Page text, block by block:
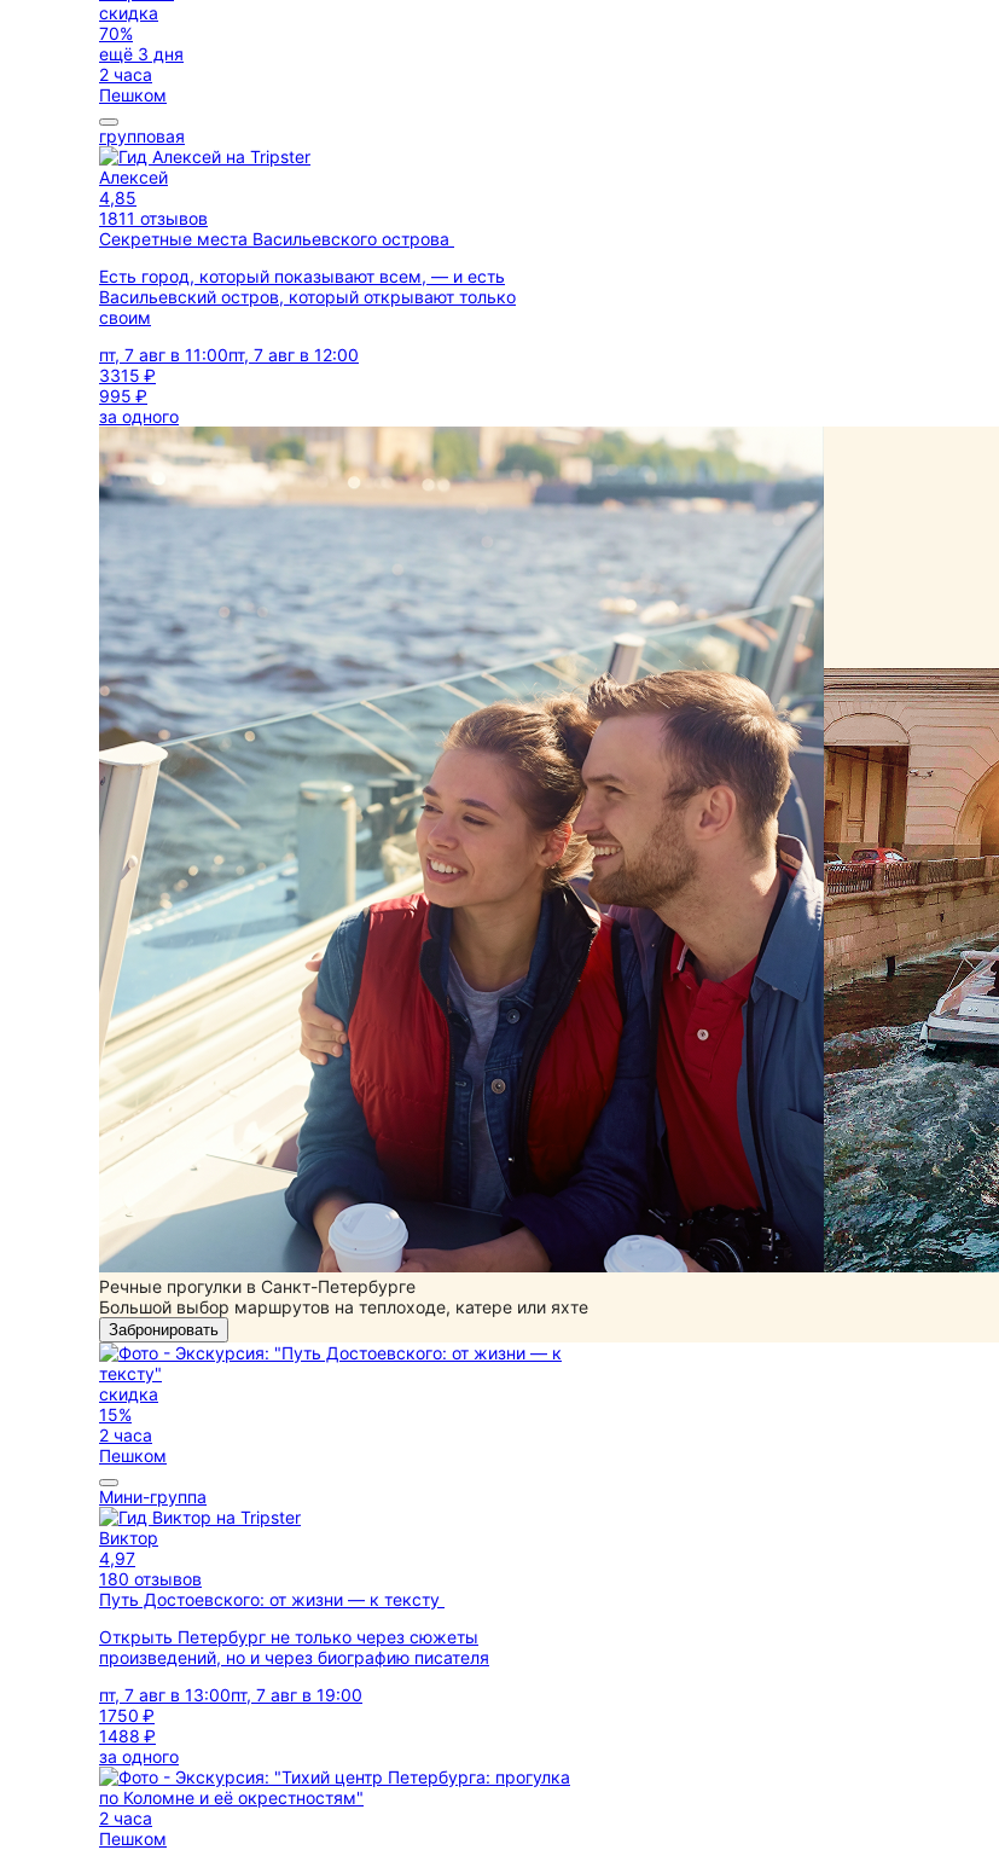
скидка
70%
ещё 3 дня
2 часа
Пешком
групповая
Алексей
4,85
1811 отзывов
Секретные места Васильевского острова
Есть город, который показывают всем, — и есть
Васильевский остров, который открывают только
своим
пт, 7 авг в 11:00пт, 7 авг в 12:00
3315 ₽
995 ₽
за одного
Речные прогулки в Санкт-Петербурге
Большой выбор маршрутов на теплоходе, катере или яхте
Забронировать
скидка
15%
2 часа
Пешком
Мини-группа
Виктор
4,97
180 отзывов
Путь Достоевского: от жизни — к тексту
Открыть Петербург не только через сюжеты
произведений, но и через биографию писателя
пт, 7 авг в 13:00пт, 7 авг в 19:00
1750 ₽
1488 ₽
за одного
2 часа
Пешком